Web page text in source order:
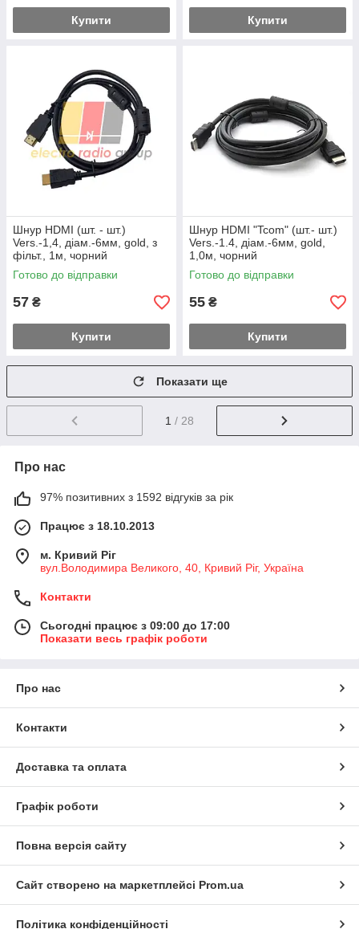
Купити Купити
Шнур HDMI (шт. - шт.)
Vers.-1,4, діам.-6мм, gold, з
фільт., 1м, чорний
Готово до відправки
57 ₴
Купити
Шнур HDMI "Tcom" (шт.- шт.)
Vers.-1.4, діам.-6мм, gold,
1,0м, чорний
Готово до відправки
55 ₴
Купити
Показати ще
1 / 28
Про нас
97% позитивних з 1592 відгуків за рік
Працює з 18.10.2013
м. Кривий Ріг
вул.Володимира Великого, 40, Кривий Ріг, Україна
Контакти
Сьогодні працює з 09:00 до 17:00
Показати весь графік роботи
Про нас
Контакти
Доставка та оплата
Графік роботи
Повна версія сайту
Сайт створено на маркетплейсі Prom.ua
Політика конфіденційності